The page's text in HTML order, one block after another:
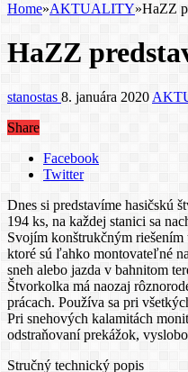
Home»AKTUALITY»HaZZ
HaZZ
stanostas 8. januára 2020
Share
Facebook
Twitter
Dnes si predstavíme hasičskú
194 ks, na každej stanici sa
Svojím konštrukčným riešením
ktoré sú ľahko montovateľné
sneh alebo jazda v bahnitom
Štvorkolka má naozaj
prácach. Používa sa pri
Pri snehových kalamitách
odstraňovaní prekážok,
Stručný technický popis